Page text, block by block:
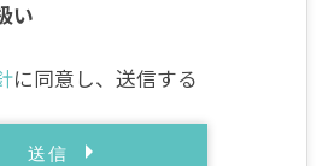
い
に同意し、送信する